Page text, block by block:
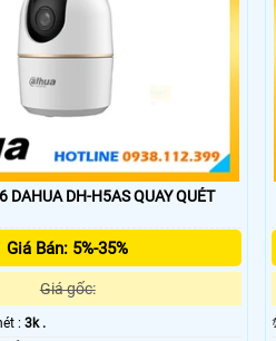
DAHUA DH-H5AS QUAY QUÉT
Giá Bán: 5%-35%
Giá gốc:
:3k .